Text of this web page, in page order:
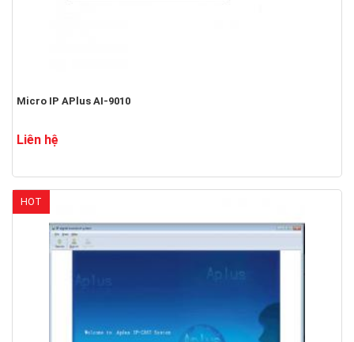
Micro IP APlus AI-9010
Liên hệ
HOT